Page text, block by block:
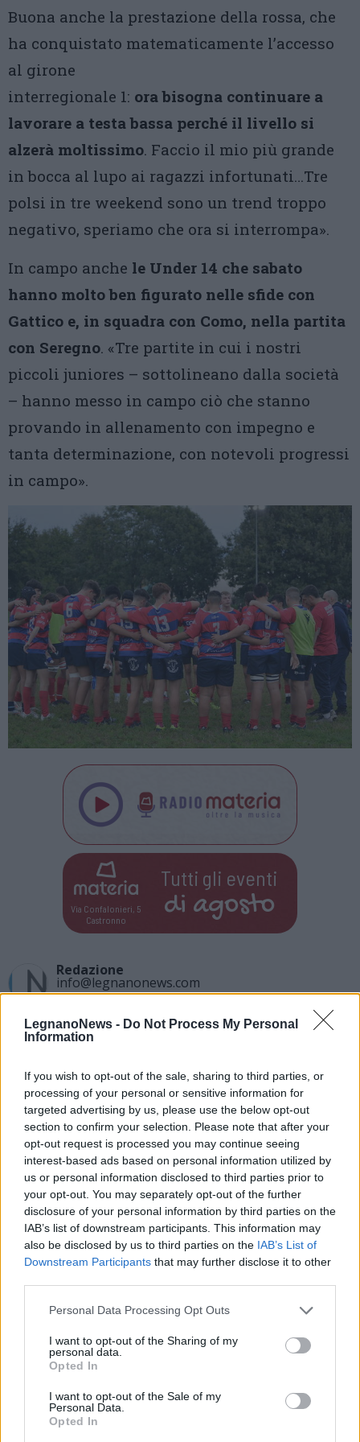
LegnanoNews - Do Not Process My Personal
Information
If you wish to opt-out of the sale, sharing to third parties, or
processing of your personal or sensitive information for
targeted advertising by us, please use the below opt-out
section to confirm your selection. Please note that after your
opt-out request is processed you may continue seeing
interest-based ads based on personal information utilized by
us or personal information disclosed to third parties prior to
your opt-out. You may separately opt-out of the further
disclosure of your personal information by third parties on the
IAB’s list of downstream participants. This information may
also be disclosed by us to third parties on the IAB’s List of
Downstream Participants that may further disclose it to other
Personal Data Processing Opt Outs
I want to opt-out of the Sharing of my
personal data.
Opted In
I want to opt-out of the Sale of my
Personal Data.
Opted In
Buona anche la prestazione della rossa, che
ha conquistato matematicamente l’accesso
al girone
interregionale 1: ora bisogna continuare a
lavorare a testa bassa perché il livello si
alzerà moltissimo. Faccio il mio più grande
in bocca al lupo ai ragazzi infortunati…Tre
polsi in tre weekend sono un trend troppo
negativo, speriamo che ora si interrompa».
In campo anche le Under 14 che sabato
hanno molto ben figurato nelle sfide con
Gattico e, in squadra con Como, nella partita
con Seregno. «Tre partite in cui i nostri
piccoli juniores – sottolineano dalla società
– hanno messo in campo ciò che stanno
provando in allenamento con impegno e
tanta determinazione, con notevoli progressi
in campo».
Via Confalonieri, 5
Castronno
Tutti gli eventi
di agosto
Redazione
info@legnanonews.com
Noi della redazione di LegnanoNews abbiamo a cuore
l'informazione del nostro territorio e cerchiamo di essere
PIÙ INFORMAZIONI SU
rugby
rugby parabiago parabiago
LEGGI GLI ALTRI ARTICOLI DI
ALTO MILANESE
Selezioniamo per te
Il meglio di
Iscriviti alla
newsletter